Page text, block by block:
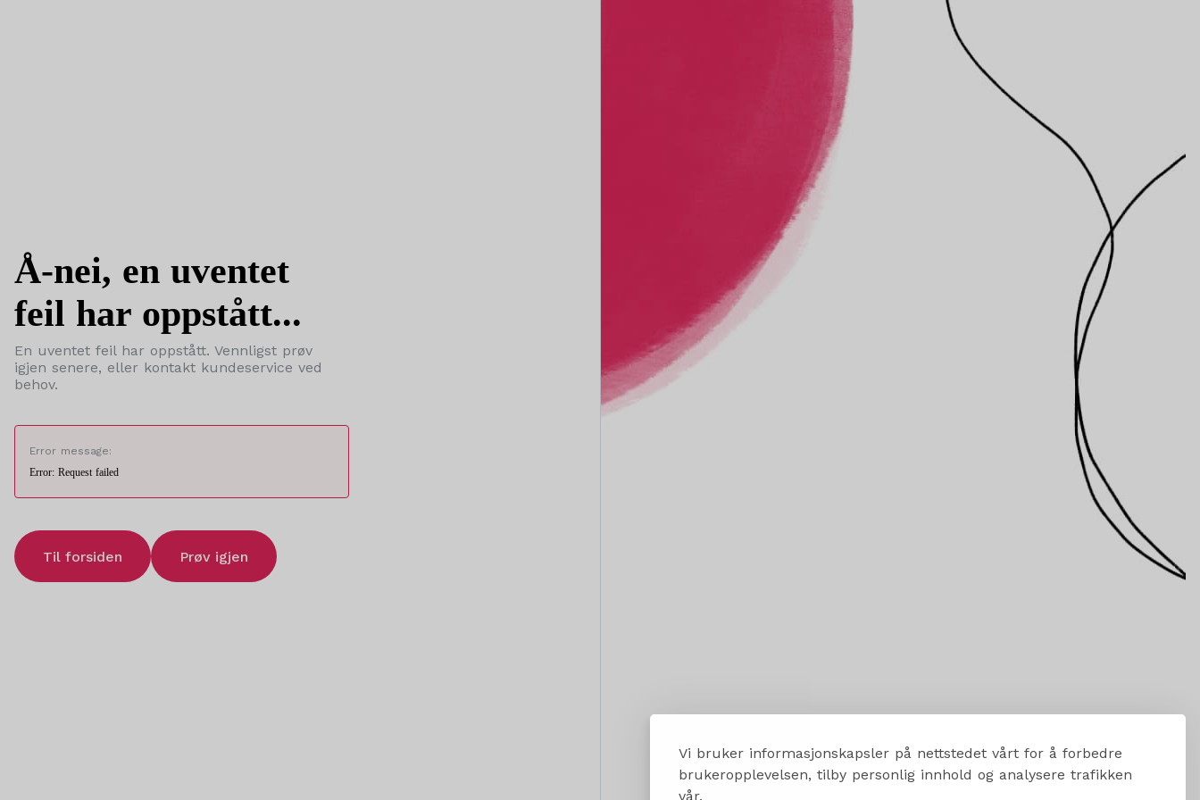
Vi bruker informasjonskapsler på nettstedet vårt for å forbedre
brukeropplevelsen, tilby personlig innhold og analysere trafikken
vår.
Å-nei, en uventet
feil har oppstått...
En uventet feil har oppstått. Vennligst prøv
igjen senere, eller kontakt kundeservice ved
behov.
Error message:
Error: Request failed
Til forsiden Prøv igjen